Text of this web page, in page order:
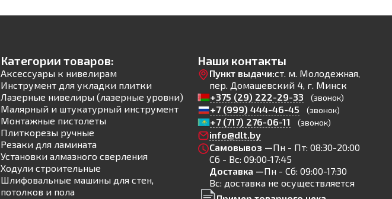
Категории товаров:
Аксессуары к нивелирам
Инструмент для укладки плитки
Лазерные нивелиры (лазерные уровни)
Малярный и штукатурный инструмент
Монтажные пистолеты
Плиткорезы ручные
Резаки для ламината
Установки алмазного сверления
Ходули строительные
Шлифовальные машины для стен,
потолков и пола
Наши контакты
Пункт выдачи:ст. м. Молодежная,
пер. Домашевский 4, г. Минск
+375 (29) 222-29-33
(звонок)
+7 (999) 444-46-45 (звонок)
+7 (717) 276-06-11 (звонок)
info@dlt.by
Самовывоз —Пн - Пт: 08:30-20:00
Сб - Вс: 09:00-17:45
Доставка —Пн - Сб: 09:00-17:30
Вс: доставка не осуществляется